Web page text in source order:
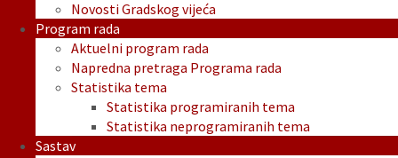
Novosti Gradskog vijeća
Program rada
Aktuelni program rada
Napredna pretraga Programa rada
Statistika tema
Statistika programiranih tema
Statistika neprogramiranih tema
Sastav